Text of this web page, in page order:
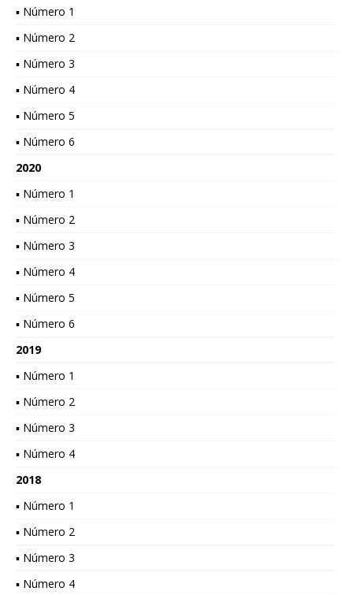
▪ Número 1
▪ Número 2
▪ Número 3
▪ Número 4
▪ Número 5
▪ Número 6
2020
▪ Número 1
▪ Número 2
▪ Número 3
▪ Número 4
▪ Número 5
▪ Número 6
2019
▪ Número 1
▪ Número 2
▪ Número 3
▪ Número 4
2018
▪ Número 1
▪ Número 2
▪ Número 3
▪ Número 4